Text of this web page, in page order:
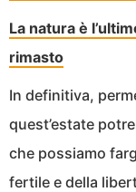
La natura è
rimasto
In definitiva,
quest’estate
che possiamo
fertile e della